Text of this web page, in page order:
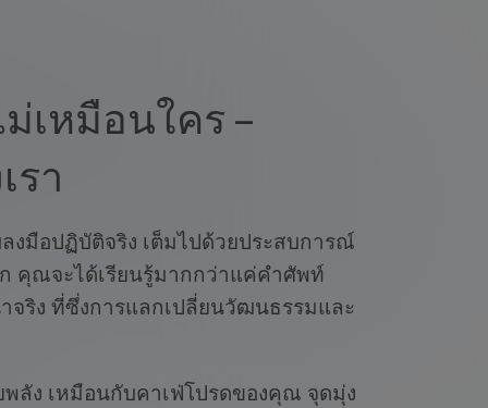
ม่เหมือนใคร –
า
งมือปฏิบัติจริง เต็มไปด้วยประสบการณ์
คุณจะได้เรียนรู้มากกว่าแค่คำศัพท์
ริง ที่ซึ่งการแลกเปลี่ยนวัฒนธรรมและ
พลัง เหมือนกับคาเฟ่โปรดของคุณ จุดมุ่ง